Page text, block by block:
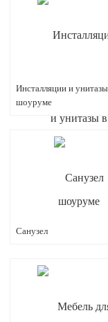
Инсталляции и
шоуруме
Санузел